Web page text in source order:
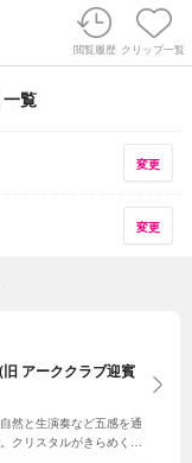
閲覧履歴 クリップ一覧
覧
変更
変更
アーククラブ迎賓
然と生演奏など五感を通
クリスタルがきらめく純